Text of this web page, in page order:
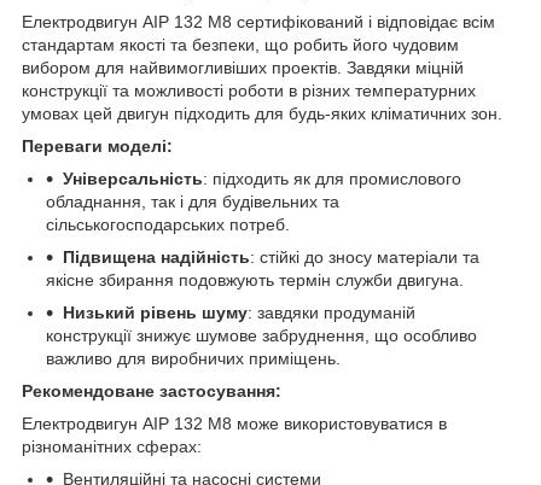
Електродвигун АІР 132 М8 сертифікований і відповідає всім
стандартам якості та безпеки, що робить його чудовим
вибором для найвимогливіших проектів. Завдяки міцній
конструкції та можливості роботи в різних температурних
умовах цей двигун підходить для будь-яких кліматичних зон.
Переваги моделі:
Універсальність: підходить як для промислового
обладнання, так і для будівельних та
сільськогосподарських потреб.
Підвищена надійність: стійкі до зносу матеріали та
якісне збирання подовжують термін служби двигуна.
Низький рівень шуму: завдяки продуманій
конструкції знижує шумове забруднення, що особливо
важливо для виробничих приміщень.
Рекомендоване застосування:
Електродвигун АІР 132 М8 може використовуватися в
різноманітних сферах:
Вентиляційні та насосні системи